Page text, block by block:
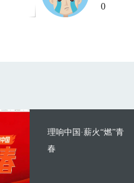
0
理响中国·薪火“燃”青
春